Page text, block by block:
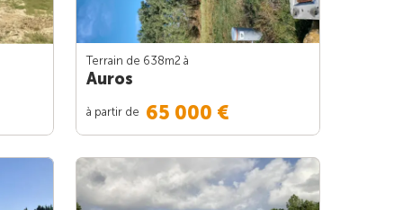
Terrain de 638m2 à
Auros
à partir de 65 000 €